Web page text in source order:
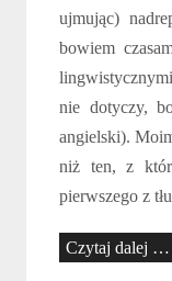
ujmując)
bowiem
nie dotyczy,
angielski).
niż ten, z
pierwszego z
Czytaj dalej …